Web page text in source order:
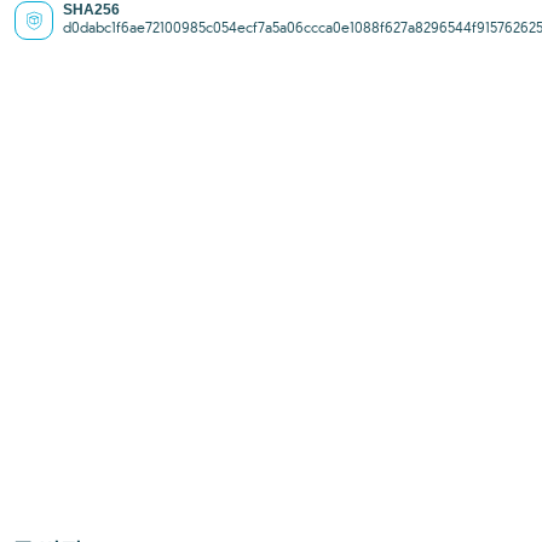
SHA256
d0dabc1f6ae72100985c054ecf7a5a06ccca0e1088f627a8296544f915762625